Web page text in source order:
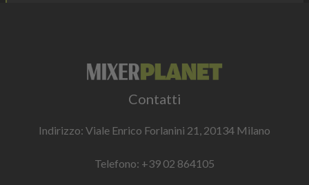
Contatti
Indirizzo: Viale Enrico Forlanini 21, 20134 Milano
Telefono: +39 02 864105